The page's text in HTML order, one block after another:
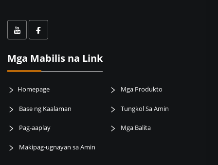
Mga Mabilis na Link
Homepage Mga Produkto
Base ng Kaalaman Tungkol Sa Amin
Pag-aaplay Mga Balita
Makipag-ugnayan sa Amin